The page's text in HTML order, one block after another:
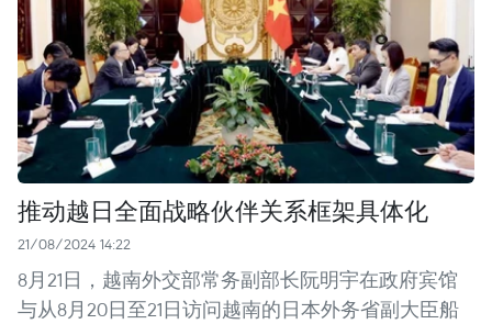
推动越日全面战略伙伴关系框架具体化
21/08/2024 14:22
8月21日，越南外交部常务副部长阮明宇在政府宾馆
与从8月20日至21日访问越南的日本外务省副大臣船